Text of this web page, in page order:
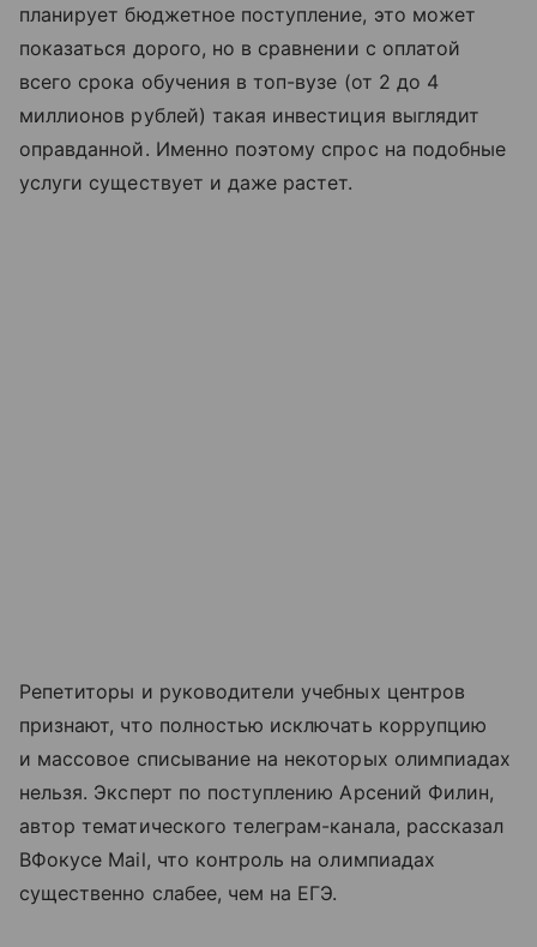
планирует бюджетное поступление, это может
показаться дорого, но в сравнении с оплатой
всего срока обучения в топ-вузе (от 2 до 4
миллионов рублей) такая инвестиция выглядит
оправданной. Именно поэтому спрос на подобные
услуги существует и даже растет.
Репетиторы и руководители учебных центров
признают, что полностью исключать коррупцию
и массовое списывание на некоторых олимпиадах
нельзя. Эксперт по поступлению Арсений Филин,
автор тематического телеграм-канала, рассказал
ВФокусе Mail, что контроль на олимпиадах
существенно слабее, чем на ЕГЭ.